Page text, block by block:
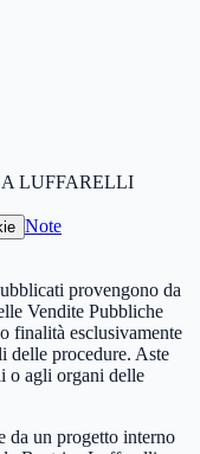
LUFFARELLI
Note
provengono da
Vendite Pubbliche
finalità esclusivamente
delle procedure. Aste
o agli organi delle
da un progetto interno